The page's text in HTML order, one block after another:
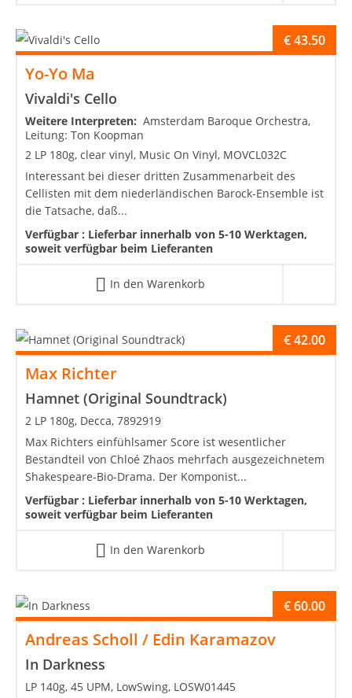
Yo-Yo Ma
Vivaldi's Cello
€43.50
Weitere Interpreten: Amsterdam Baroque Orchestra,
Leitung: Ton Koopman
2 LP 180g, clear vinyl, Music On Vinyl, MOVCL032C
Interessant bei dieser dritten Zusammenarbeit des
Cellisten mit dem niederländischen Barock-Ensemble ist
die Tatsache, daß...
Verfügbar : Lieferbar innerhalb von 5-10 Werktagen,
soweit verfügbar beim Lieferanten
In den Warenkorb
Max Richter
Hamnet (Original Soundtrack)
€42.00
2 LP 180g, Decca, 7892919
Max Richters einfühlsamer Score ist wesentlicher
Bestandteil von Chloé Zhaos mehrfach ausgezeichnetem
Shakespeare-Bio-Drama. Der Komponist...
Verfügbar : Lieferbar innerhalb von 5-10 Werktagen,
soweit verfügbar beim Lieferanten
In den Warenkorb
Andreas Scholl / Edin Karamazov
In Darkness
€60.00
LP 140g, 45 UPM, LowSwing, LOSW01445